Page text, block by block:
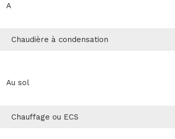
A
Chaudière à condensation
Au sol
Chauffage ou ECS